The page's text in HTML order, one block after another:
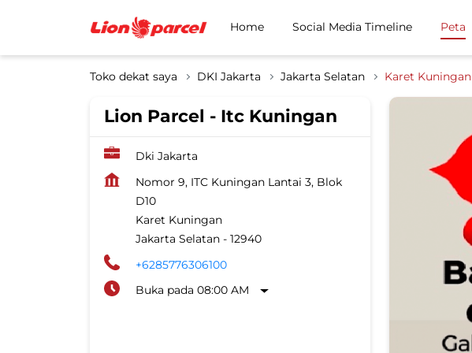
Home Social Media Timeline Peta
Toko dekat saya DKI Jakarta Jakarta Selatan Karet Kuningan
Lion Parcel - Itc Kuningan
Dki Jakarta
Nomor 9, ITC Kuningan Lantai 3, Blok
D10
Karet Kuningan
Jakarta Selatan - 12940
+6285776306100
Buka pada 08:00 AM